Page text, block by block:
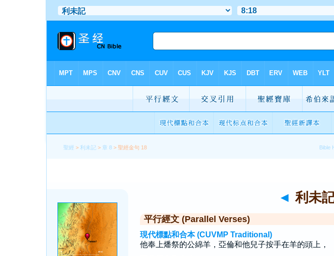
聖經 >利未記 > 章 8 > 聖經金句 18
◄ 利未
平行經文 (Parallel Verses)
現代標點和合本 (CUVMP Traditional)
他奉上燔祭的公綿羊，亞倫和他兒子按手在羊的頭上，